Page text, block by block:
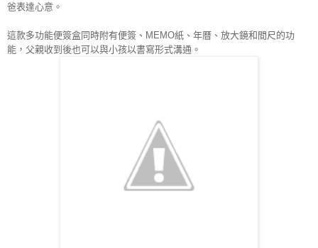
爸表達心意。
這款多功能便簽盒同時附有便簽、MEMO紙、年曆、放大鏡和間尺的功
能，父親收到後也可以與小孩以書寫形式溝通。